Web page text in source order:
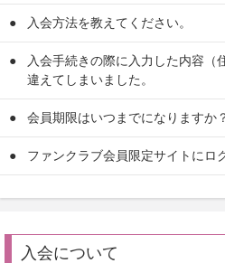
入会方法を教えてください。
入会手続きの際に入力した内容（
違えてしまいました。
会員期限はいつまでになりますか
ファンクラブ会員限定サイトにロ
入会について